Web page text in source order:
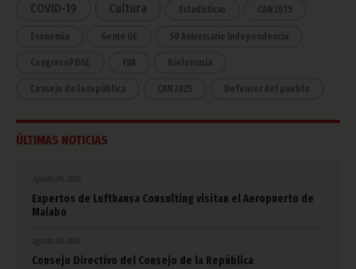
COVID-19 Cultura Estadísticas CAN 2015
Economía Gente GE 50 Aniversario Independencia
CongresoPDGE FIJA Bielorrusia
Consejo de la república CAN 2025 Defensor del pueblo
ÚLTIMAS NOTICIAS
agosto 09, 2026
Expertos de Lufthansa Consulting visitan el Aeropuerto de
Malabo
Consejo Directivo del Consejo de la República